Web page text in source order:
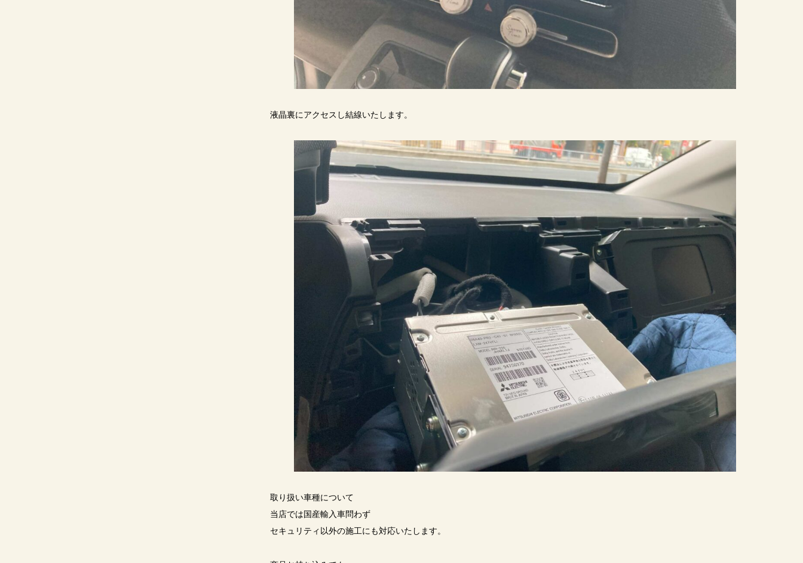
液晶裏にアクセスし結線いたします。
取り扱い車種について
当店では国産輸入車問わず
セキュリティ以外の施工にも対応いたします。